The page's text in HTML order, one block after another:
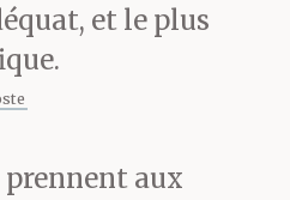
sur la route
chacun de
et le plus
prennent aux